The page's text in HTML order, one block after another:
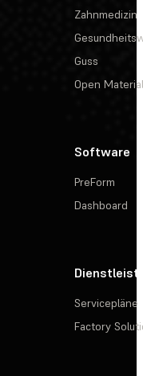
Zahnmedizin
Guss
Open
Software
PreForm
Dashboard
Servicepläne
Factory